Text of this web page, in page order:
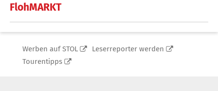
FlohMARKT
Werben auf STOL
Leserreporter werden
Tourentipps